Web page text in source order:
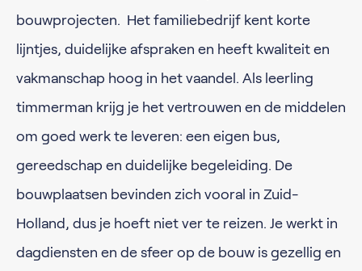
bouwprojecten. Het familiebedrijf kent korte
lijntjes, duidelijke afspraken en heeft kwaliteit en
vakmanschap hoog in het vaandel. Als leerling
timmerman krijg je het vertrouwen en de middelen
om goed werk te leveren: een eigen bus,
gereedschap en duidelijke begeleiding. De
bouwplaatsen bevinden zich vooral in Zuid-
Holland, dus je hoeft niet ver te reizen. Je werkt in
dagdiensten en de sfeer op de bouw is gezellig en